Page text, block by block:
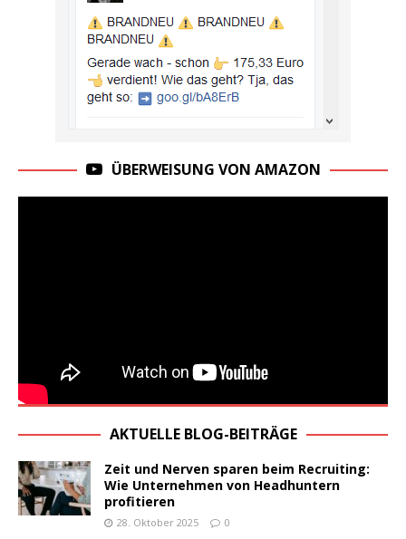
ÜBERWEISUNG VON AMAZON
AKTUELLE BLOG-BEITRÄGE
Zeit und Nerven sparen beim Recruiting:
Wie Unternehmen von Headhuntern
profitieren
28. Oktober 2025 0